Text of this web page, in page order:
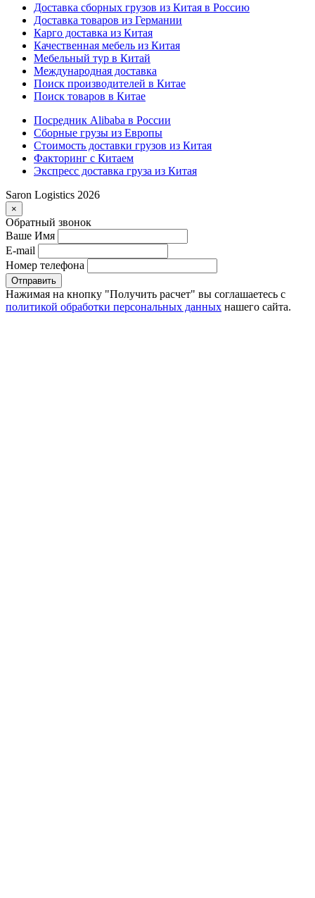
Доставка сборных грузов из Китая в Россию
Доставка товаров из Германии
Карго доставка из Китая
Качественная мебель из Китая
Мебельный тур в Китай
Международная доставка
Поиск производителей в Китае
Поиск товаров в Китае
Посредник Alibaba в России
Сборные грузы из Европы
Стоимость доставки грузов из Китая
Факторинг с Китаем
Экспресс доставка груза из Китая
Saron Logistics 2026
×
Обратный звонок
Ваше Имя
E-mail
Номер телефона
Отправить
Нажимая на кнопку "Получить расчет" вы соглашаетесь с
политикой обработки персональных данных нашего сайта.